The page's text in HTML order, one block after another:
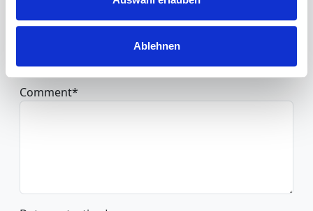
Ablehnen
Comment*